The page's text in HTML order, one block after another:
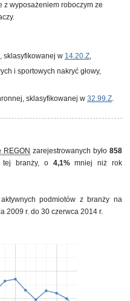
z wyposażeniem roboczym ze
sklasyfikowanej w 14.20.Z,
i sportowych nakryć głowy,
sklasyfikowanej w 32.99.Z.
REGON zarejestrowanych było858
tej branży, o 4,1%mniej niż rok
podmiotów z branży na
2009 r. do 30 czerwca 2014 r.